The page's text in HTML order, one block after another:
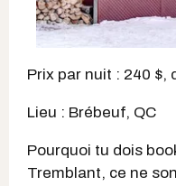
Prix par nuit : 240 $,
Lieu : Brébeuf, QC
Pourquoi tu dois
Tremblant, ce ne